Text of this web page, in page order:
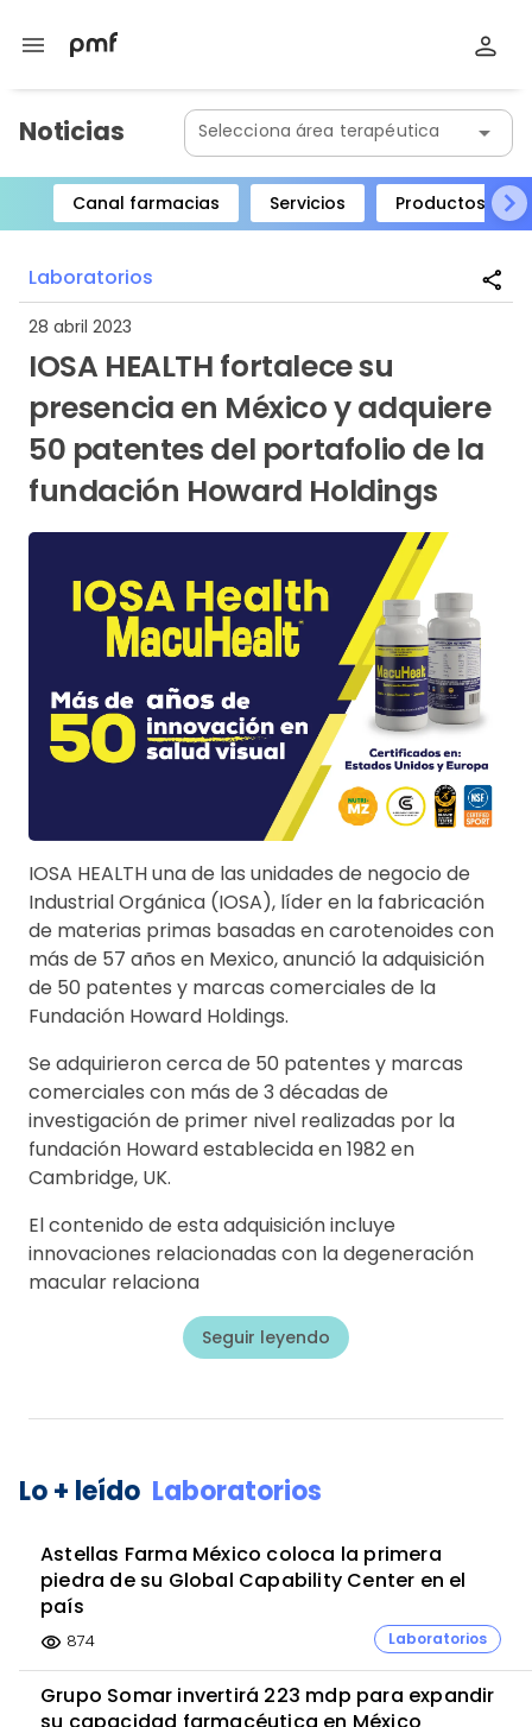
menu
Noticias Selecciona área terapéutica arrow_drop_down
Canal farmacias Servicios
Productos
Item
of
8
Laboratorios share
28 abril 2023
IOSA HEALTH fortalece su
presencia en México y adquiere
50 patentes del portafolio de la
fundación Howard Holdings
IOSA HEALTH una de las unidades de negocio de
Industrial Orgánica (IOSA), líder en la fabricación
de materias primas basadas en carotenoides con
más de 57 años en Mexico, anunció la adquisición
de 50 patentes y marcas comerciales de la
Fundación Howard Holdings.
Se adquirieron cerca de 50 patentes y marcas
comerciales con más de 3 décadas de
investigación de primer nivel realizadas por la
fundación Howard establecida en 1982 en
Cambridge, UK.
El contenido de esta adquisición incluye
innovaciones relacionadas con la degeneración
macular relaciona
Seguir leyendo
Lo + leído Laboratorios
Astellas Farma México coloca la primera
piedra de su Global Capability Center en el
país
visibility 874 Laboratorios
Grupo Somar invertirá 223 mdp para expandir